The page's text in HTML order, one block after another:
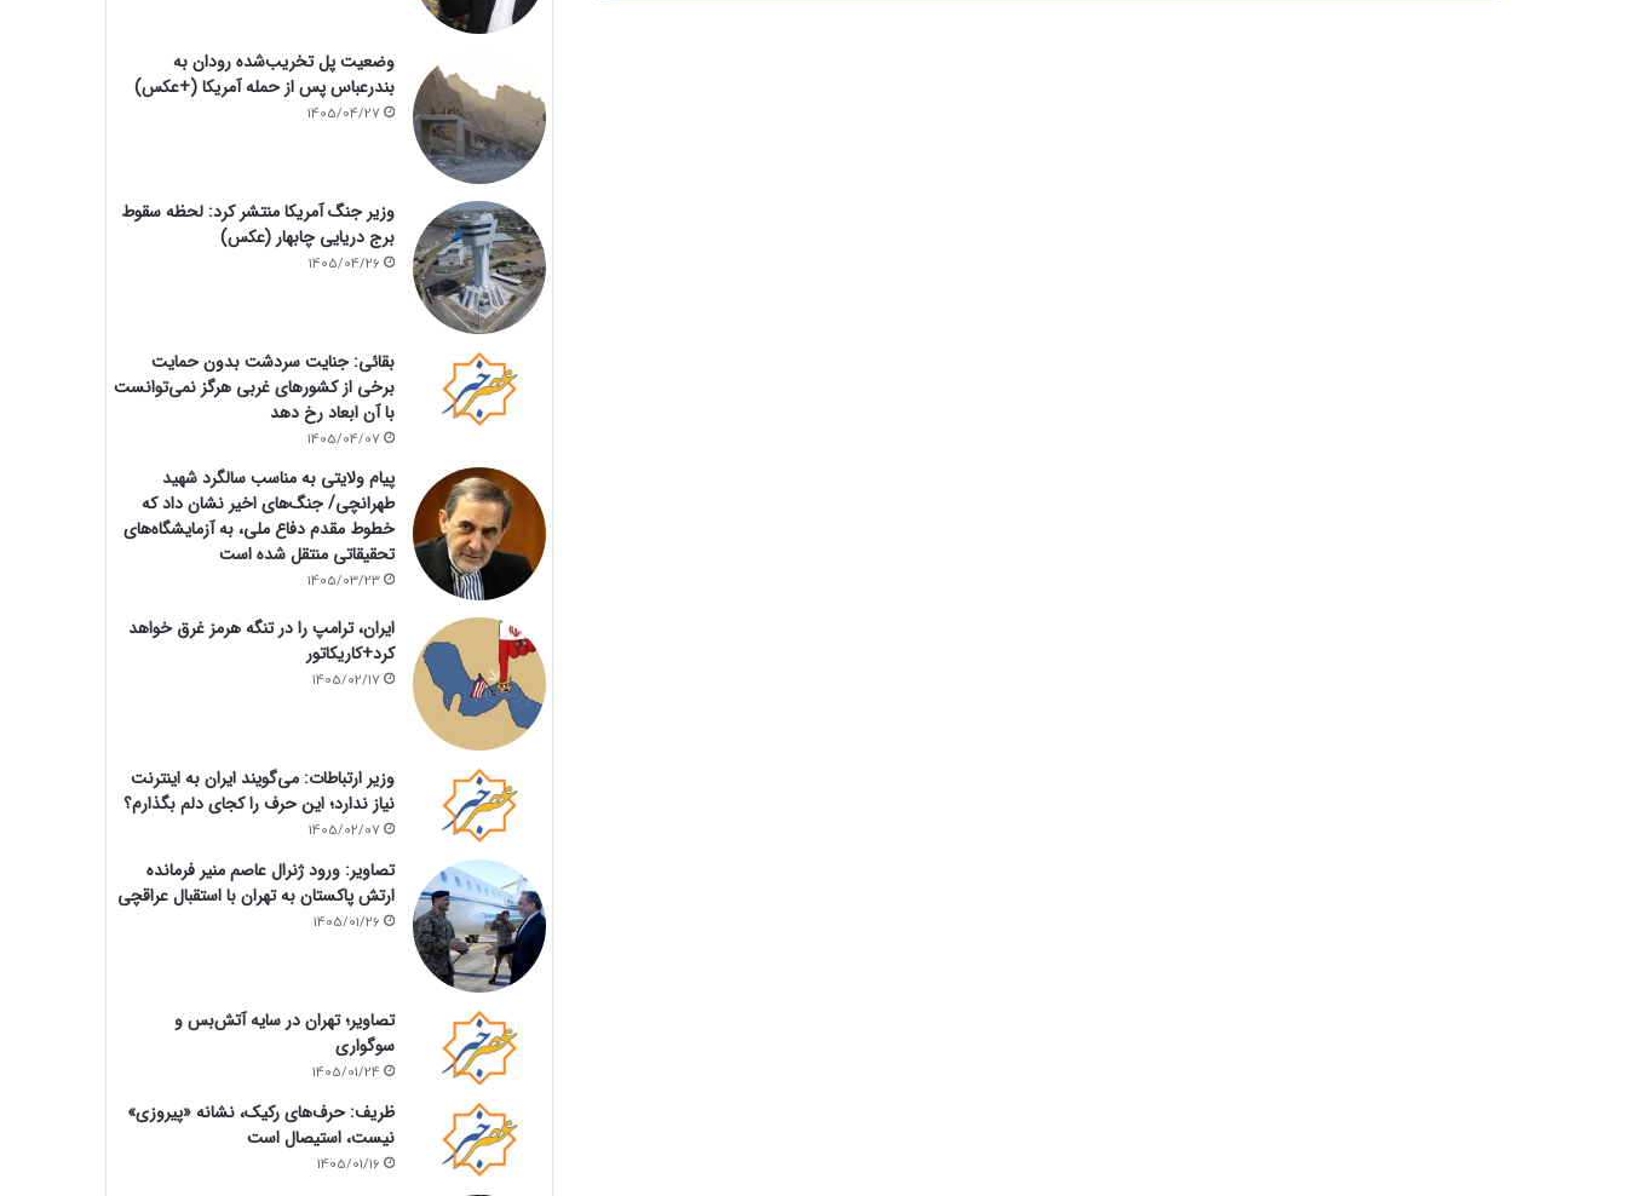
وضعیت پل تخریب‌شده رودان به
بندرعباس پس از حمله آمریکا (+عکس)
1405/04/27
وزیر جنگ آمریکا منتشر کرد: لحظه سقوط
برج دریایی چابهار (عکس)
1405/04/26
بقائی: جنایت سردشت بدون حمایت
برخی از کشورهای غربی هرگز نمی‌توانست
با آن ابعاد رخ دهد
1405/04/07
پیام ولایتی به مناسب سالگرد شهید
طهرانچی/ جنگ‌های اخیر نشان داد که
خطوط مقدم دفاع ملی، به آزمایشگاه‌های
تحقیقاتی منتقل شده است
1405/03/23
ایران، ترامپ را در تنگه هرمز غرق خواهد
کرد+کاریکاتور
1405/02/17
وزیر ارتباطات: می‌گویند ایران به اینترنت
نیاز ندارد؛ این حرف را کجای دلم بگذارم؟
1405/02/07
تصاویر: ورود ژنرال عاصم منیر فرمانده
ارتش پاکستان به تهران با استقبال عراقچی
1405/01/26
تصاویر؛ تهران در سایه آتش‌بس و
سوگواری
1405/01/24
ظریف: حرف‌های رکیک، نشانه «پیروزی»
نیست، استیصال است
1405/01/16